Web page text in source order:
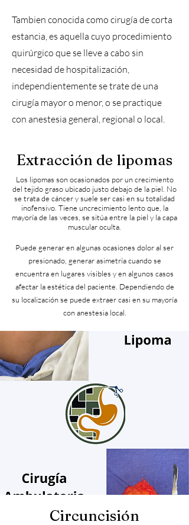
Tambien conocida como cirugía de corta
estancia, es aquella cuyo procedimiento
quirúrgico que se lleve a cabo sin
necesidad de hospitalización,
independientemente se trate de una
cirugía mayor o menor, o se practique
con anestesia general, regional o local.
Extracción de lipomas
Los lipomas son ocasionados por un crecimiento
del tejido graso ubicado justo debajo de la piel. No
se trata de cáncer y suele ser casi en su totalidad
inofensivo. Tiene uncrecimiento lento que, la
mayoría de las veces, se sitúa entre la piel y la capa
muscular oculta.
Puede generar en algunas ocasiones dolor al ser
presionado, generar asimetría cuando se
encuentra en lugares visibles y en algunos casos
afectar la estética del paciente. Dependiendo de
su localización se puede extraer casi en su mayoría
con anestesia local.
Circuncisión